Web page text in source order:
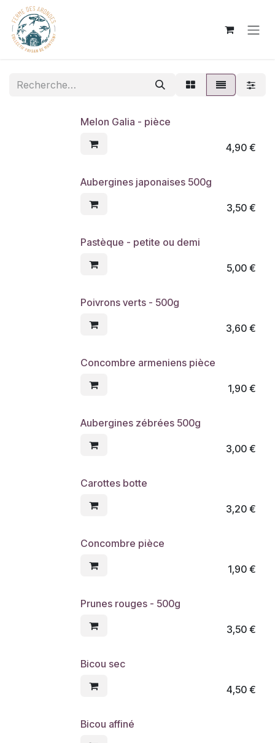
Se rendre au contenu
Melon Galia - pièce
4,90€
Aubergines japonaises 500g
3,50€
Pastèque - petite ou demi
5,00€
Poivrons verts - 500g
3,60€
Concombre armeniens pièce
1,90€
Aubergines zébrées 500g
3,00€
Carottes botte
3,20€
Concombre pièce
1,90€
Prunes rouges - 500g
3,50€
Bicou sec
4,50€
Bicou affiné